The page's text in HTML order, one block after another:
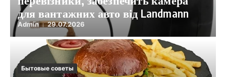
для вантажних авто від Landmann
Admin 29.07.2026
Бытовые советы